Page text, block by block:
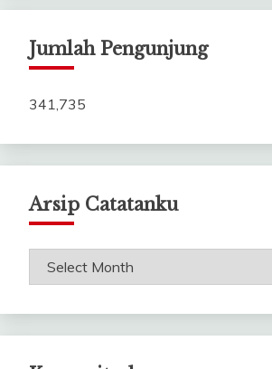
Jumlah Pengunjung
341,735
Arsip Catatanku
Arsip